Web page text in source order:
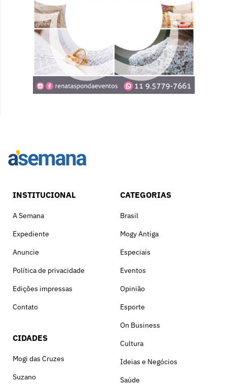
INSTITUCIONAL
A Semana
Expediente
Anuncie
Política de privacidade
Edições impressas
Contato
CIDADES
Mogi das Cruzes
Suzano
CATEGORIAS
Brasil
Mogy Antiga
Especiais
Eventos
Opinião
Esporte
On Business
Cultura
Ideias e Negócios
Saúde